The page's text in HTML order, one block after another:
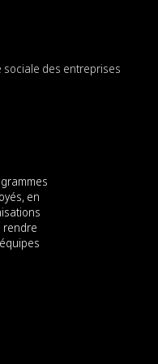
sociale des entreprises
en
rendre